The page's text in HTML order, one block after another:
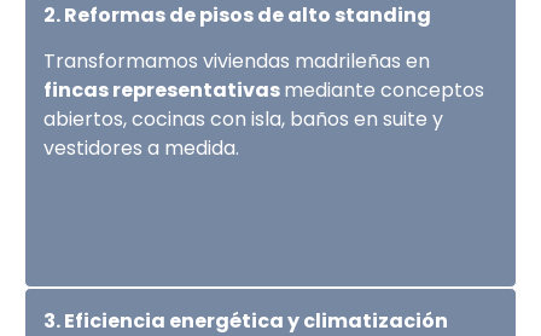
2. Reformas de pisos de alto standing
Transformamos viviendas madrileñas en
fincas representativasmediante conceptos
abiertos, cocinas con isla, baños en suite y
vestidores a medida.
3. Eficiencia energética y climatización